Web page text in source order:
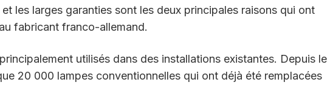
les larges garanties sont les deux principales raisons qui ont
fabricant franco-allemand.
utilisés dans des installations existantes. Depuis le
20 000 lampes conventionnelles qui ont déjà été remplacées